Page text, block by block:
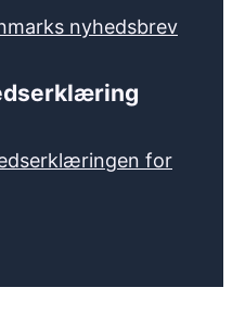
nyhedsbrev
for